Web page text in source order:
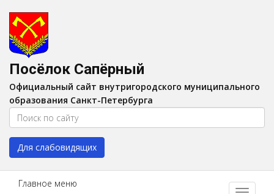
Изображения:
Цвет:A A
Посёлок Сапёрный
Официальный сайт внутригородского муниципального
образования Санкт-Петербурга
Для слабовидящих
Главное меню